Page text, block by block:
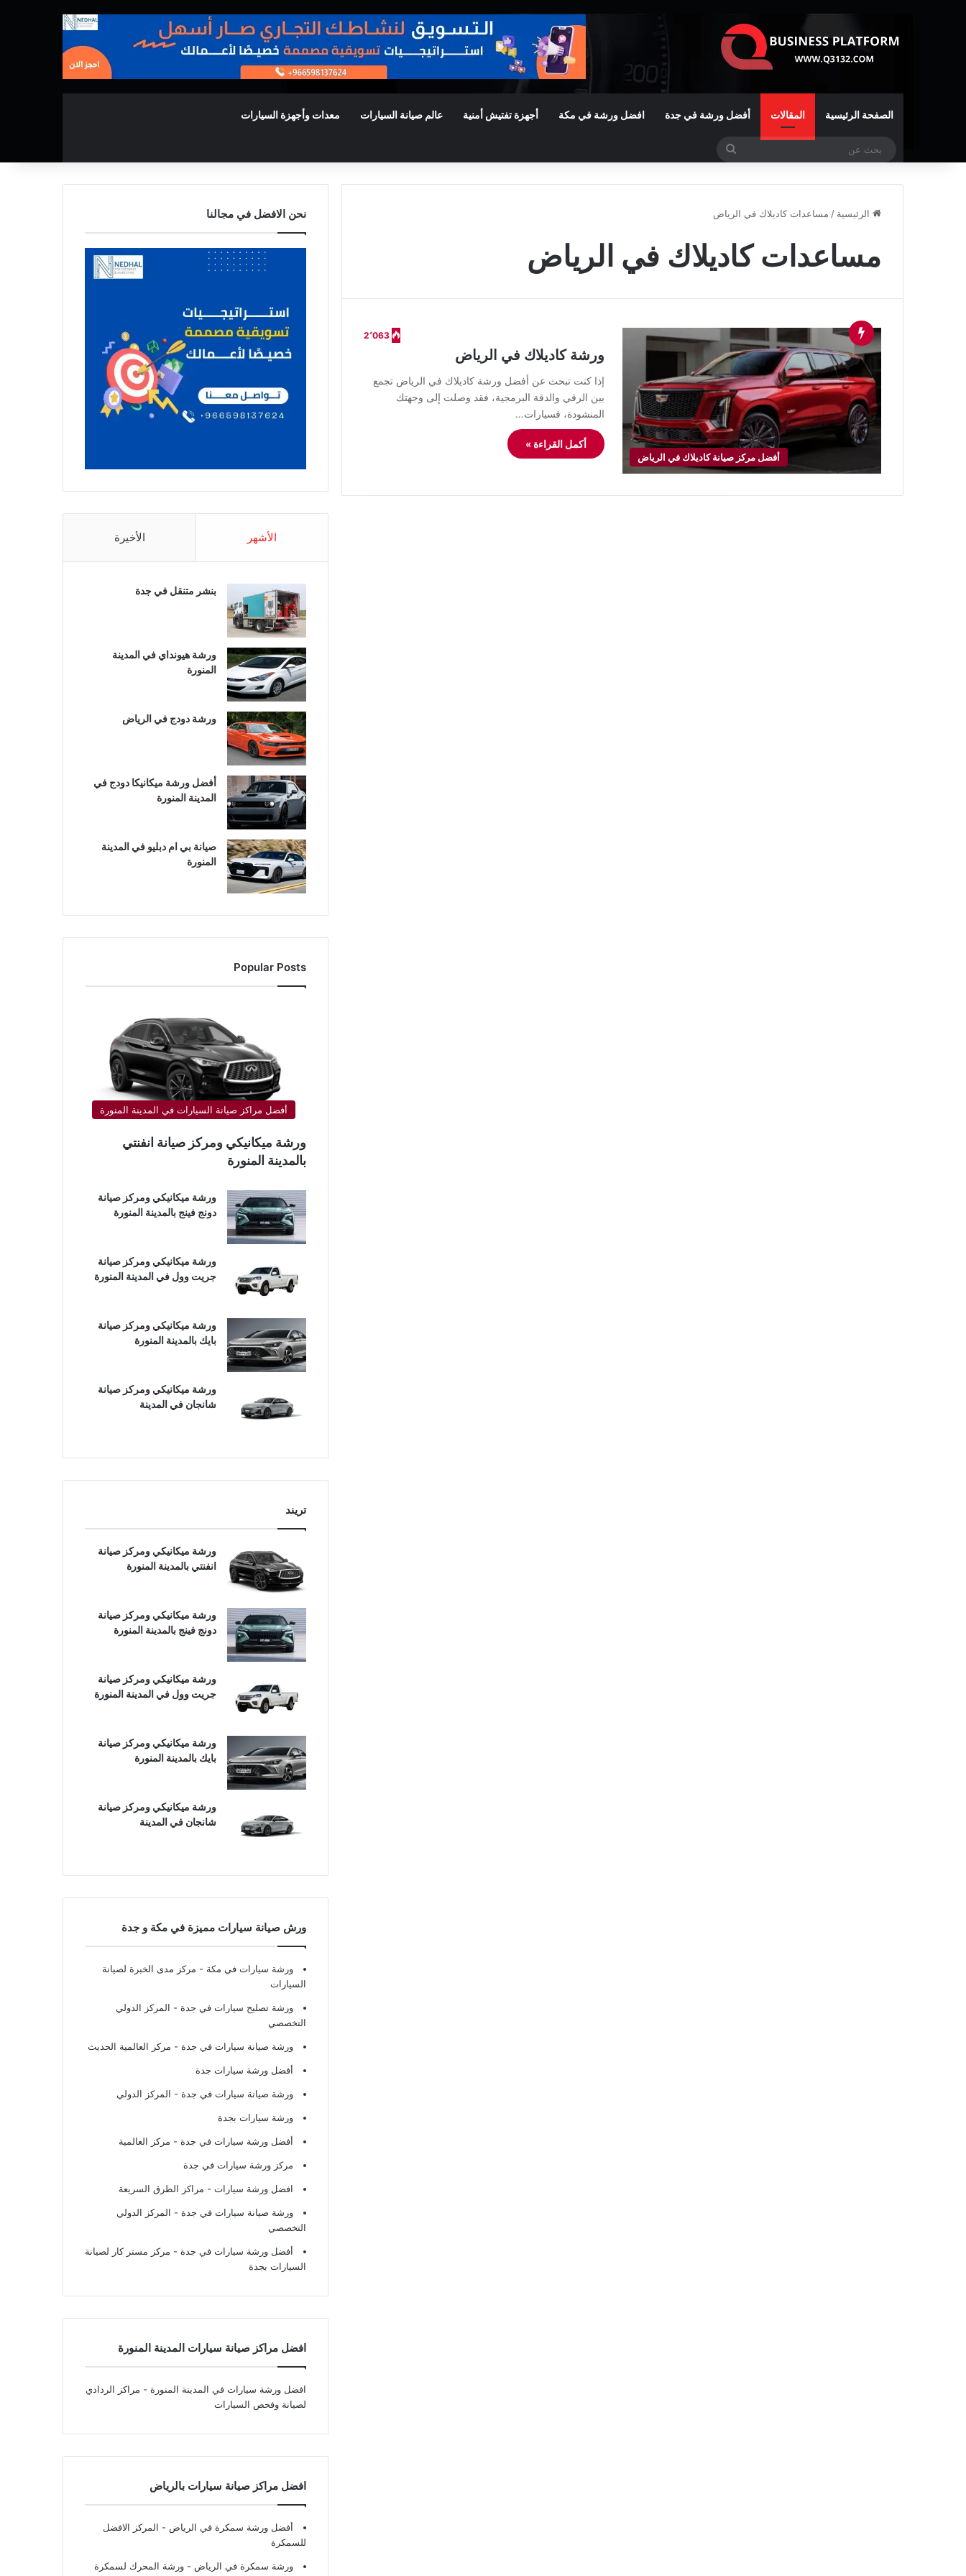
الصفحة الرئيسية المقالات أفضل ورشة في جدة افضل ورشة في مكة أجهزة تفتيش أمنية عالم صيانة السيارات معدات وأجهزة السيارات
الرئيسية / مساعدات كاديلاك في الرياض
مساعدات كاديلاك في الرياض
أفضل مركز صيانة كاديلاك في الرياض
2٬063
ورشة كاديلاك في الرياض
​إذا كنت تبحث عن أفضل ورشة كاديلاك في الرياض تجمع
بين الرقي والدقة البرمجية، فقد وصلت إلى وجهتك
المنشودة، فسيارات…
أكمل القراءة »
نحن الافضل في مجالنا
الأشهر الأخيرة
بنشر متنقل في جدة
ورشة هيونداي في المدينة
المنورة
ورشة دودج في الرياض
أفضل ورشة ميكانيكا دودج في
المدينة المنورة
صيانة بي ام دبليو في المدينة
المنورة
Popular Posts
أفضل مراكز صيانة السيارات في المدينة المنورة
ورشة ميكانيكي ومركز صيانة انفنتي
بالمدينة المنورة
ورشة ميكانيكي ومركز صيانة
دونج فينج بالمدينة المنورة
ورشة ميكانيكي ومركز صيانة
جريت وول في المدينة المنورة
ورشة ميكانيكي ومركز صيانة
بايك بالمدينة المنورة
ورشة ميكانيكي ومركز صيانة
شانجان في المدينة
تريند
ورشة ميكانيكي ومركز صيانة
انفنتي بالمدينة المنورة
ورشة ميكانيكي ومركز صيانة
دونج فينج بالمدينة المنورة
ورشة ميكانيكي ومركز صيانة
جريت وول في المدينة المنورة
ورشة ميكانيكي ومركز صيانة
بايك بالمدينة المنورة
ورشة ميكانيكي ومركز صيانة
شانجان في المدينة
ورش صيانة سيارات مميزة في مكة و جدة
ورشة سيارات في مكة - مركز مدى الخبرة لصيانة
السيارات
ورشة تصليح سيارات في جدة - المركز الدولي
التخصصي
ورشة صيانة سيارات في جدة - مركز العالمية الحديث
أفضل ورشة سيارات جدة
ورشة صيانة سيارات في جدة - المركز الدولي
ورشة سيارات بجدة
أفضل ورشة سيارات في جدة - مركز العالمية
مركز ورشة سيارات في جدة
افضل ورشة سيارات - مراكز الطرق السريعة
ورشة صيانة سيارات في جدة - المركز الدولي
التخصصي
أفضل ورشة سيارات في جدة - مركز مستر كار لصيانة
السيارات بجدة
افضل مراكز صيانة سيارات المدينة المنورة
افضل ورشة سيارات في المدينة المنورة - مراكز الردادي
لصيانة وفحص السيارات
افضل مراكز صيانة سيارات بالرياض
أفضل ورشة سمكرة في الرياض - المركز الافضل
للسمكرة
ورشة سمكرة في الرياض - ورشة المحرك لسمكرة